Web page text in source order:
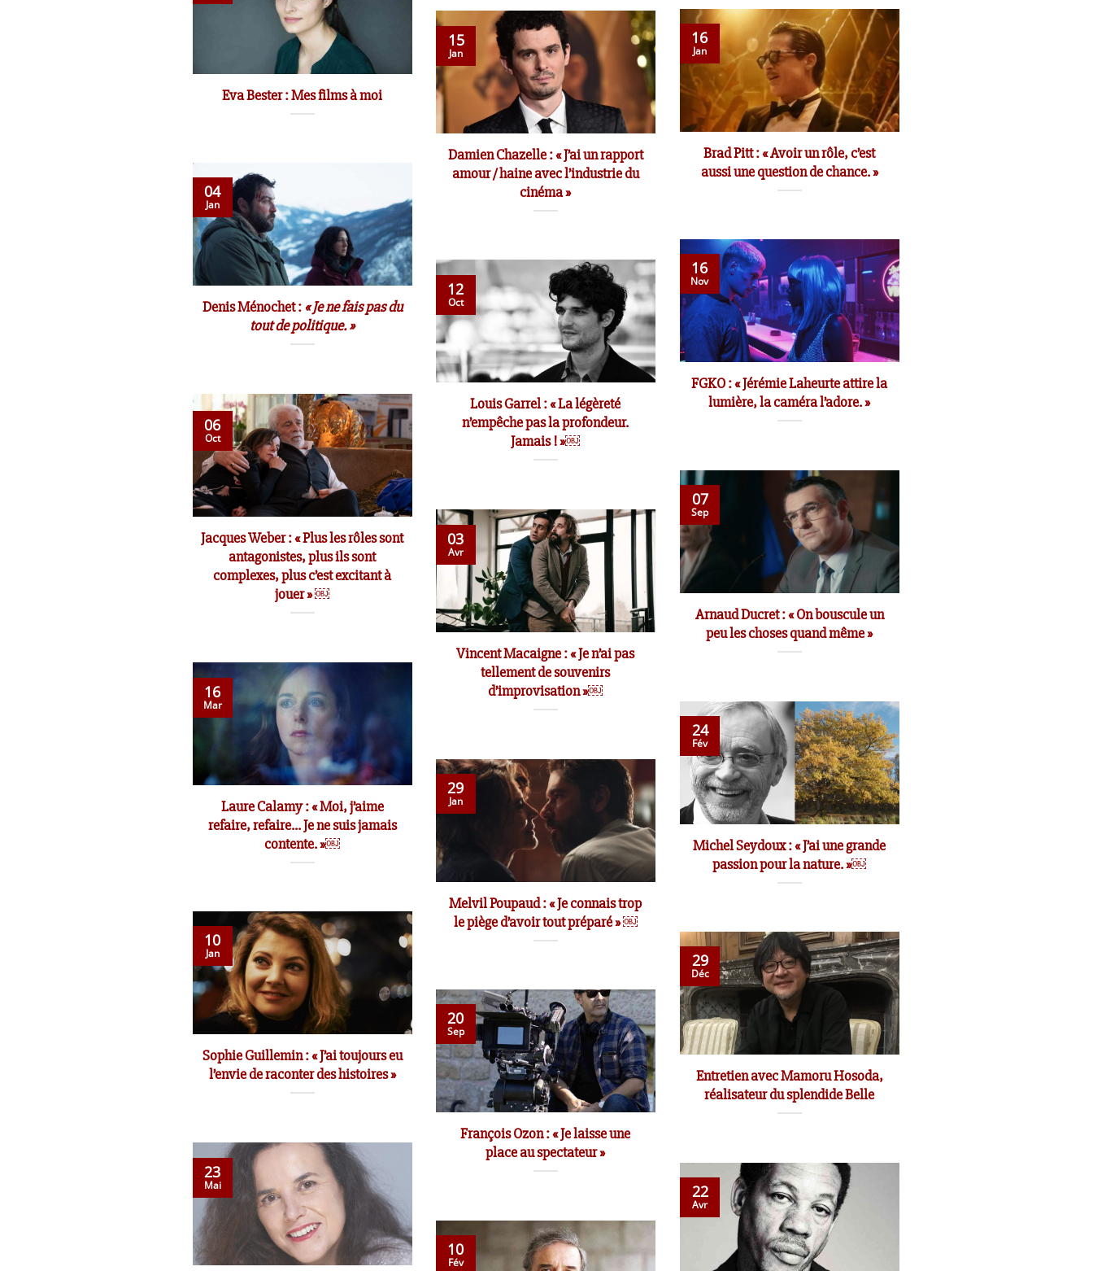
Eva Bester : Mes films à moi
Brad Pitt : « Avoir un rôle, c’est
aussi une question de chance. »
16
Jan
Damien Chazelle : « J’ai un rapport
amour / haine avec l’industrie du
cinéma »
15
Jan
Denis Ménochet :« Je ne fais pas du
tout de politique. »
04
Jan
FGKO : «Jérémie Laheurte attire la
lumière, la caméra l’adore. »
16
Nov
Louis Garrel : « La légèreté
n’empêche pas la profondeur.
Jamais ! »￼
12
Oct
Jacques Weber : « Plus les rôles sont
antagonistes, plus ils sont
complexes, plus c’est excitant à
jouer » ￼
06
Oct
Arnaud Ducret : « On bouscule un
peu les choses quand même »
07
Sep
Vincent Macaigne : « Je n’ai pas
tellement de souvenirs
d’improvisation »￼
03
Avr
Laure Calamy : « Moi, j’aime
refaire, refaire… Je ne suis jamais
contente. »￼
16
Mar
Michel Seydoux : « J’ai une grande
passion pour la nature. »￼
24
Fév
Melvil Poupaud : « Je connais trop
le piège d’avoir tout préparé » ￼
29
Jan
Sophie Guillemin : « J’ai toujours eu
l’envie de raconter des histoires »
10
Jan
Entretien avec Mamoru Hosoda,
réalisateur du splendide Belle
29
Déc
François Ozon : « Je laisse une
place au spectateur »
20
Sep
23
Mai 22
Avr
10
Fév